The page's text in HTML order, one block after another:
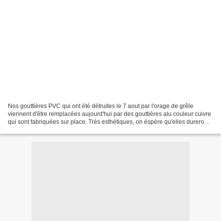
Nos gouttières PVC qui ont été détruites le 7 aout par l'orage de grêle
viennent d'être remplacées aujourd'hui par des gouttières alu couleur cuivre
qui sont fabriquées sur place. Très esthétiques, on éspère qu'elles dureront